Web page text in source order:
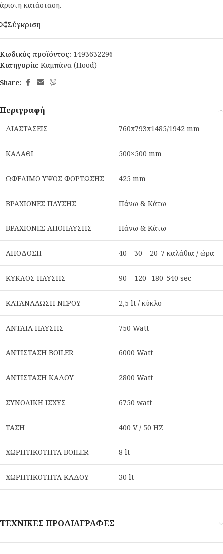
άριστη κατάσταση.
Σύγκριση
Κωδικός προϊόντος: 1493632296
Κατηγορία: Καμπάνα (Hood)
Share:
Περιγραφή
ΔΙΑΣΤΑΣΕΙΣ 760x793x1485/1942 mm
ΚΑΛΑΘΙ 500×500 mm
ΩΦΕΛΙΜΟ ΥΨΟΣ ΦΟΡΤΩΣΗΣ 425 mm
ΒΡΑΧΙΟΝΕΣ ΠΛΥΣΗΣ Πάνω & Κάτω
ΒΡΑΧΙΟΝΕΣ ΑΠΟΠΛΥΣΗΣ Πάνω & Κάτω
ΑΠΟΔΟΣΗ 40 – 30 – 20-7 καλάθια / ώρα
ΚΥΚΛΟΣ ΠΛΥΣΗΣ 90 – 120 -180-540 sec
ΚΑΤΑΝΑΛΩΣΗ ΝΕΡΟΥ 2,5 lt / κύκλο
ΑΝΤΛΙΑ ΠΛΥΣΗΣ 750 Watt
ΑΝΤΙΣΤΑΣΗ BOILER 6000 Watt
ΑΝΤΙΣΤΑΣΗ ΚΑΔΟΥ 2800 Watt
ΣΥΝΟΛΙΚΗ ΙΣΧΥΣ 6750 watt
ΤΑΣΗ 400 V / 50 HZ
ΧΩΡΗΤΙΚΟΤΗΤΑ BOILER 8 lt
ΧΩΡΗΤΙΚΟΤΗΤΑ ΚΑΔΟΥ 30 lt
ΤΕΧΝΙΚΕΣ ΠΡΟΔΙΑΓΡΑΦΕΣ